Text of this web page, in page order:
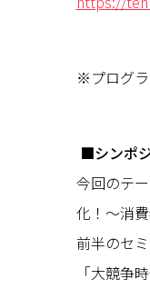
※プログラ
■シンポ
今回のテ
化！～消
前半のセ
「大競争